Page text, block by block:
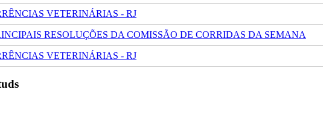
VETERINÁRIAS - RJ
RESOLUÇÕES DA COMISSÃO DE CORRIDAS DA SEMANA
VETERINÁRIAS - RJ